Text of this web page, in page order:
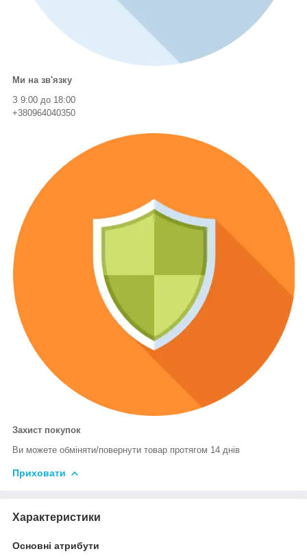
Ми на зв'язку
З 9:00 до 18:00
+380964040350
Захист покупок
Ви можете обміняти/повернути товар протягом 14 днів
Приховати
Характеристики
Основні атрибути